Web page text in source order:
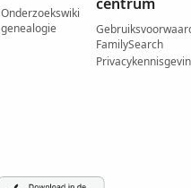
Onderzoekswiki
genealogie
FamilySearch